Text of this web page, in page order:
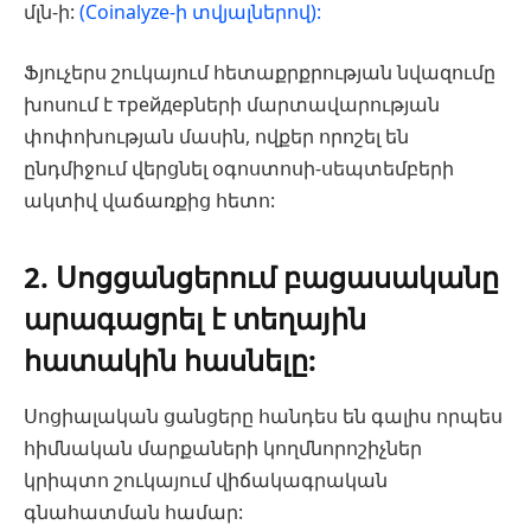
մլն-ի: (Coinalyze-ի տվյալներով):
Ֆյուչերս շուկայում հետաքրքրության նվազումը
խոսում է трейдерների մարտավարության
փոփոխության մասին, ովքեր որոշել են
ընդմիջում վերցնել օգոստոսի-սեպտեմբերի
ակտիվ վաճառքից հետո:
2. Սոցցանցերում բացասականը
արագացրել է տեղային
հատակին հասնելը:
Սոցիալական ցանցերը հանդես են գալիս որպես
հիմնական մարքաների կողմնորոշիչներ
կրիպտո շուկայում վիճակագրական
գնահատման համար: